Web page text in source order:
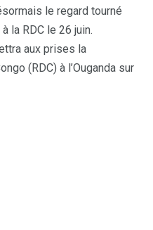
le regard tourné
la RDC le 26 juin.
aux prises la
(RDC) à l’Ouganda sur